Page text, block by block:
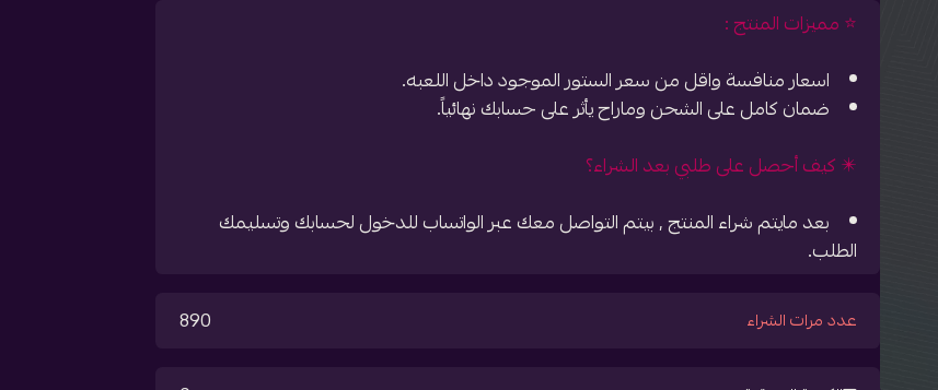
⭐️ مميزات المنتج :
اسعار منافسة واقل من سعر الستور الموجود داخل اللعبه.
ضمان كامل على الشحن وماراح يأثر على حسابك نهائياً.
✴️ كيف أحصل على طلبي بعد الشراء؟
بعد مايتم شراء المنتج , بيتم التواصل معك عبر الواتساب للدخول لحسابك وتسليمك
الطلب.
عدد مرات الشراء 890